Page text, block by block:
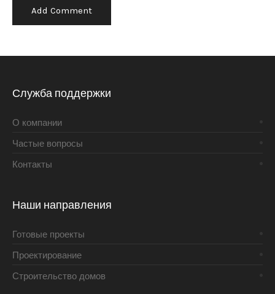
Служба поддержки
О компании
Частые вопросы
Контакты
Наши направления
Готовые проекты
Проектирование
Строительство домов